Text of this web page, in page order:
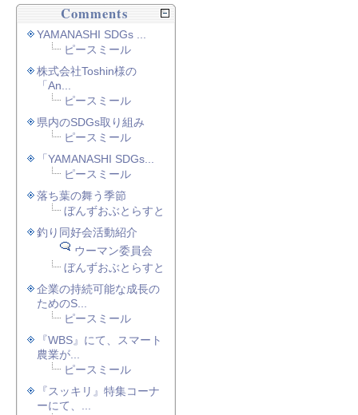
Comments
YAMANASHI SDGs ...
ピースミール
株式会社Toshin様の
「An...
ピースミール
県内のSDGs取り組み
ピースミール
「YAMANASHI SDGs...
ピースミール
落ち葉の舞う季節
ぼんずおぶとらすと
釣り同好会活動紹介
ウーマン委員会
ぼんずおぶとらすと
企業の持続可能な成長の
ためのS...
ピースミール
『WBS』にて、スマート
農業が...
ピースミール
『スッキリ』特集コーナ
ーにて、...